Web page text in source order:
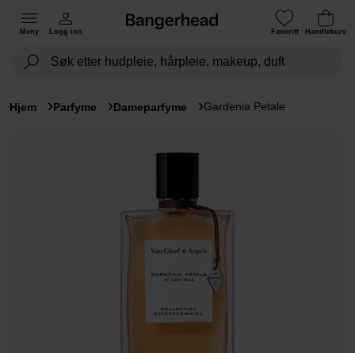
Meny Logg inn Favoritt Handlekurv
Hjem Parfyme Dameparfyme Gardenia Petale